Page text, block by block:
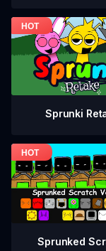
Sprunki
Sprunked